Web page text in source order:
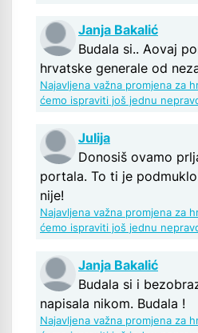
Janja Bakalić
Budala si.. Aovaj
hrvatske generale od
Najavljena važna promjena za
ćemo ispraviti još jednu
Julija
Donosiš ovamo
portala. To ti je
nije!
Najavljena važna promjena za
ćemo ispraviti još jednu
Janja Bakalić
Budala si i
napisala nikom. Budala !
Najavljena važna promjena za